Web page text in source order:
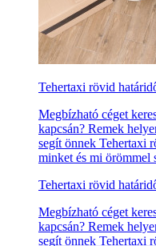
Tehertaxi rövid
Megbízható céget
kapcsán? Remek
segít önnek Tehertaxi
minket és mi örömmel
Tehertaxi rövid
Megbízható céget
kapcsán? Remek
segít önnek Tehertaxi